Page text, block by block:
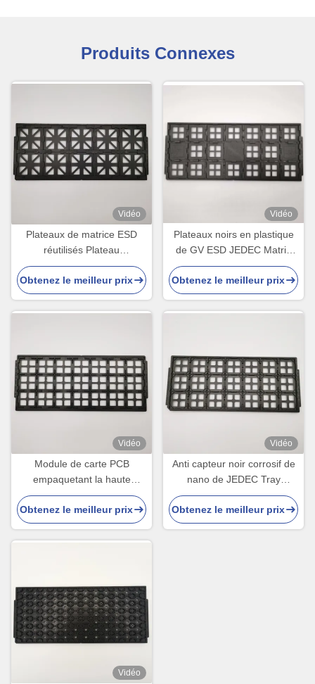
Produits Connexes
Vidéo
Plateaux de matrice ESD
réutilisés Plateau
d'expédition JEDEC IC pour
appareil optique
Obtenez le meilleur prix
Vidéo
Plateaux noirs en plastique
de GV ESD JEDEC Matrix
pour les produits
électroniques
Obtenez le meilleur prix
Vidéo
Module de carte PCB
empaquetant la haute
température des plateaux
21PCS d'ESD JEDEC Matrix
résistante
Obtenez le meilleur prix
Vidéo
Anti capteur noir corrosif de
nano de JEDEC Tray
Suppliers Cycle Loading For
Obtenez le meilleur prix
Vidéo